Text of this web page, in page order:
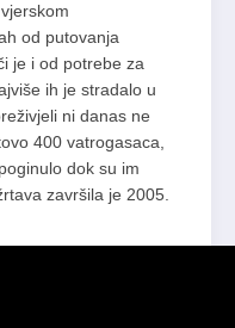
od putovanja
je i od potrebe za
ih je stradalo u
ni danas ne
400 vatrogasaca,
dok su im
završila je 2005.